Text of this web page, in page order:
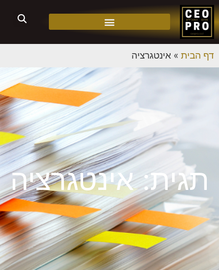
דף הבית » אינטגרציה
תגית: אינטגרציה